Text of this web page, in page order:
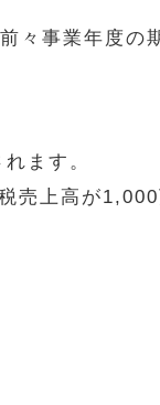
々事業年度の
ます。
売上高が